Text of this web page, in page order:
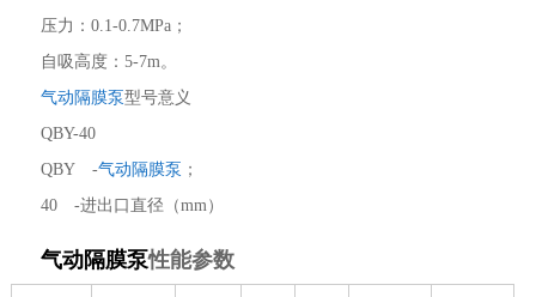
压力：0.1-0.7MPa；
自吸高度：5-7m。
气动隔膜泵型号意义
QBY-40
QBY -气动隔膜泵 ；
40 -进出口直径（mm）
气动隔膜泵性能参数